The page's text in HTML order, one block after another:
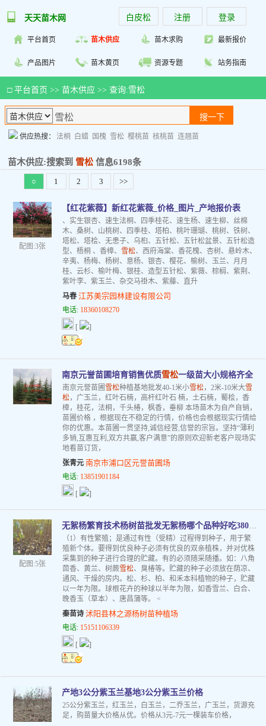
天天苗木网 白皮松 注册 登录
平台首页 苗木供应 苗木求购 最新报价
产品图片 苗木黄页 资源专题 站务指南
□ 平台首页 >> 苗木供应 >> 查询:雪松
供应热搜： 法桐 白蜡 国槐 雪松 樱桃苗 核桃苗 连翘苗
苗木供应:搜索到 雪松 信息6198条
○ 1 2 3 >>
配图:3张
【红花紫薇】新红花紫薇_价格_图片_产地报价表
、实生银杏、速生法桐、四季桂花、速生杨、速生柳、丝棉
木、桑树、山桃树、四季桂、塔柏、桃叶珊瑚、桃树、铁树、
塔松、塔桧、无患子、乌桕、五针松、五针松盆景、五针松造
型、梧桐 、香樟、 雪松、西府海棠、香花槐、杏树、悬岭木、
辛夷、杨梅、杨树、意杨、银杏、樱花、榆树、玉兰、月月
桂、云杉、榆叶梅、银桂、造型五针松、紫薇、棕榈、紫荆、
紫叶李、紫玉兰、杂交马褂木、紫藤、直升
马春 江苏美宗园林建设有限公司
电话: 18360108270
[ ]
南京元誉苗圃培育销售优质雪松一级苗大小规格齐全
南京元誉苗圃 雪松种植基地批发40-1米小雪松，2米-10米大雪
松，广玉兰，红叶石楠，高杆红叶石 楠，土石楠，蜀桧，香
樟，桂花，法桐，千头椿，枫香，垂柳 本场苗木为自产自销，
苗圃价格 ，根据现在不稳定的行情，价格也会根据现实行情给
你的优惠。本苗圃一贯坚持,诚信经营,信誉的宗旨。坚持“薄利
多销,互惠互利,双方共赢,客户满意”的原则欢迎新老客户现场实
地看苗订货，
张青元 南京市浦口区元誉苗圃场
电话: 13851901184
[ ]
配图:5张
无絮杨繁育技术杨树苗批发无絮杨哪个品种好吃3804速生杨价格
（1）有性繁殖；是通过有性（受精）过程得到种子，用于繁
殖新个体。要得到优良种子必须有优良的双亲植株，并对优株
采集到的种子进行合理的贮藏。有的必须随采随播。如：八角
茴香、黄兰、树蕨雪松、臭椿等。贮藏的种子必须放在荫凉、
通风、干燥的房内。松、杉、柏、和禾本科植物的种子，贮藏
以一年为限。球根花卉的种球以半年为限，如香雪兰、白合、
晚香玉（草本）、唐昌蒲等。 <
秦苗诗 沭阳县林之源杨树苗种植场
电话: 15151106339
[ ]
产地3公分紫玉兰基地3公分紫玉兰价格
25公分紫玉兰，红玉兰，白玉兰，二乔玉兰，广玉兰，货源充
足，购苗量大价格从优。价格从3元-7元一棵装车价格，